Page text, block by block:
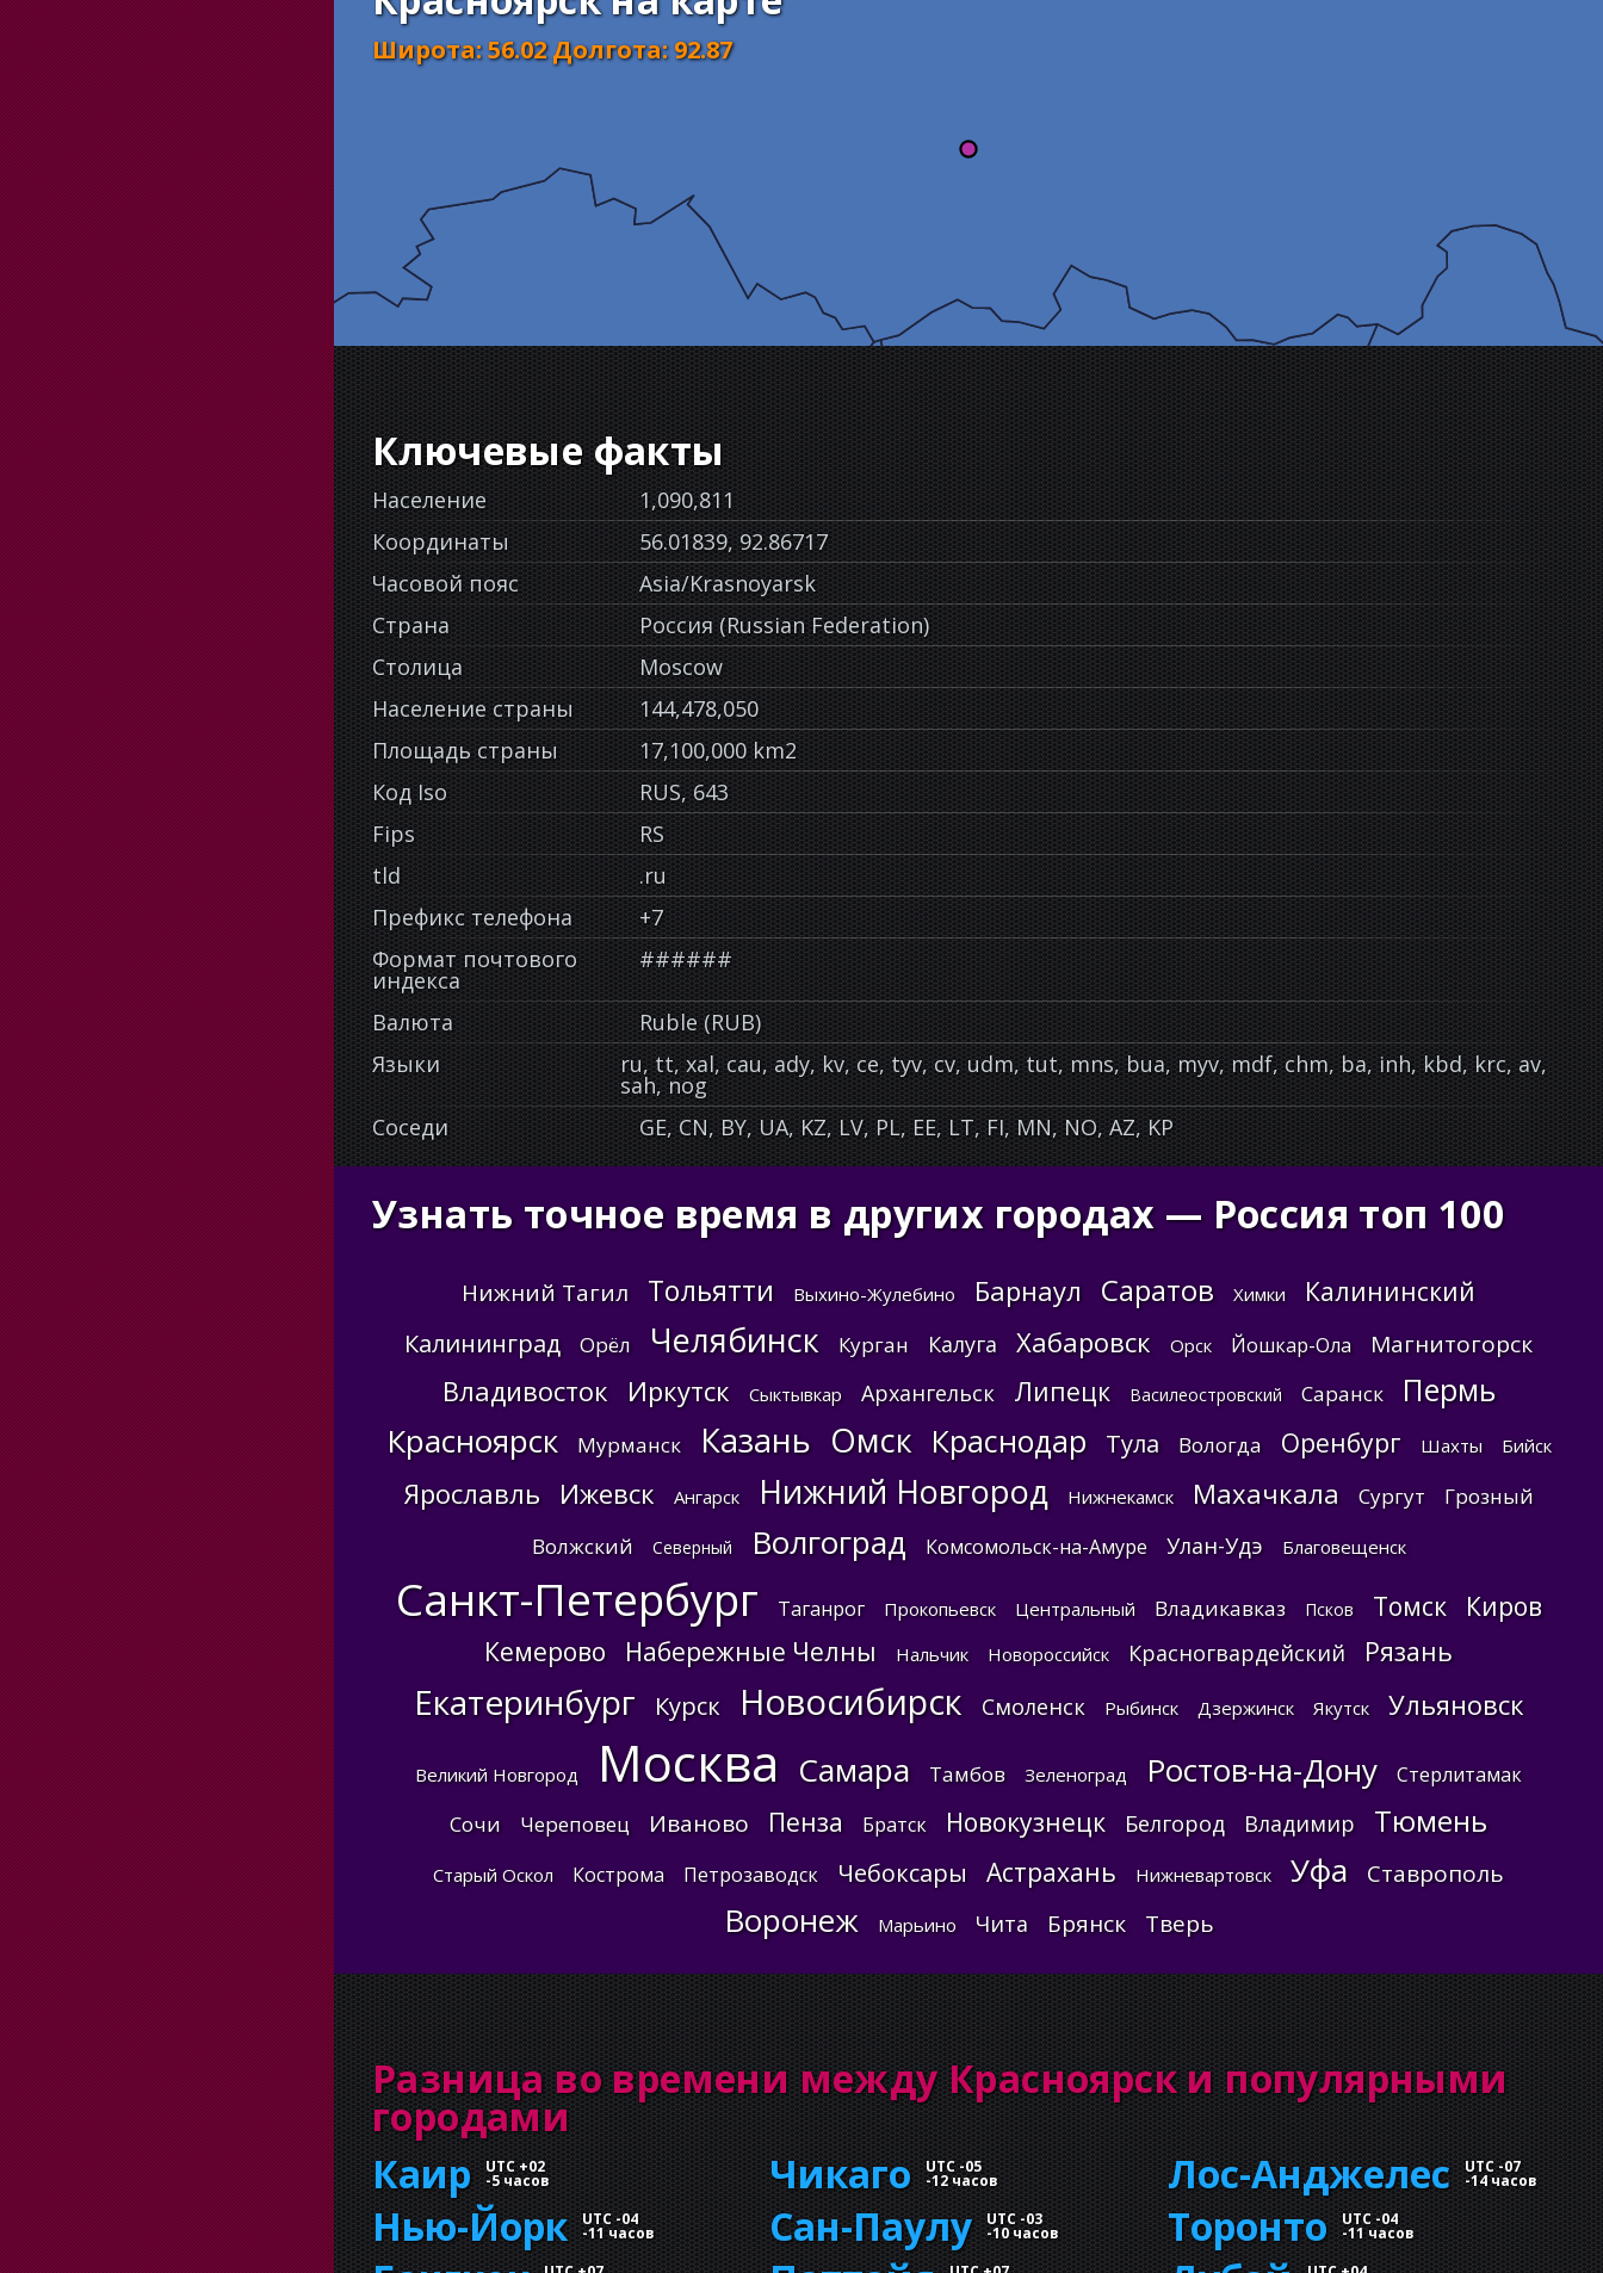
Широта:56.02 Долгота:92.87
Ключевые факты
Население
1,090,811
Координаты
56.01839, 92.86717
Часовой пояс
Asia/Krasnoyarsk
Страна
Россия (Russian Federation)
Столица
Moscow
Население страны
144,478,050
Площадь страны
17,100,000 km2
Код Iso
RUS, 643
Fips
RS
tld
.ru
Префикс телефона
+7
Формат почтового
индекса
######
Валюта
Ruble (RUB)
Языки
ru, tt, xal, cau, ady, kv, ce, tyv, cv, udm, tut, mns, bua, myv, mdf, chm, ba, inh, kbd, krc, av,
sah, nog
Соседи
GE, CN, BY, UA, KZ, LV, PL, EE, LT, FI, MN, NO, AZ, KP
Узнать точное время в других городах — Россия топ 100
Нижний Тагил Тольятти Выхино-Жулебино Барнаул Саратов Химки Калининский
Калининград Орёл Челябинск Курган Калуга Хабаровск Орск Йошкар-Ола Магнитогорск
Владивосток Иркутск Сыктывкар Архангельск Липецк Василеостровский Саранск Пермь
Красноярск Мурманск Казань Омск Краснодар Тула Вологда Оренбург Шахты Бийск
Ярославль Ижевск Ангарск Нижний Новгород Нижнекамск Махачкала Сургут
Грозный
Волжский
Северный Волгоград Комсомольск-на-Амуре Улан-Удэ Благовещенск
Санкт-Петербург Таганрог Прокопьевск Центральный Владикавказ Псков Томск
Киров
Кемерово
Набережные Челны Нальчик Новороссийск Красногвардейский Рязань
Екатеринбург Курск Новосибирск Смоленск Рыбинск Дзержинск Якутск Ульяновск
Великий Новгород Москва Самара Тамбов Зеленоград Ростов-на-Дону Стерлитамак
Сочи Череповец Иваново Пенза Братск Новокузнецк Белгород Владимир Тюмень
Старый Оскол Кострома Петрозаводск Чебоксары Астрахань Нижневартовск Уфа Ставрополь
Воронеж Марьино Чита Брянск Тверь
Разница во времени между Красноярск и популярными
городами
Каир
UTC +02
-5 часов Чикаго UTC -05
-12 часов Лос-Анджелес UTC -07
-14 часов
Нью-Йорк UTC -04
-11 часов Сан-Паулу UTC -03
-10 часов Торонто UTC -04
-11 часов